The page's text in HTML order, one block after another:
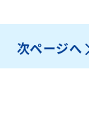
次ページへ